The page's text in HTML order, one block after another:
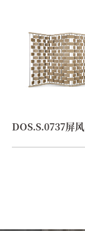
DOS.S.0737屏风